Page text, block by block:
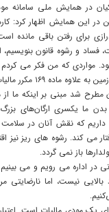
در همایش ملی سامانه
در این همایش اظهار کرد:
برای رفتن باقی مانده
فساد و رشوه قانون
مواردی که من فکر می
۱۶۹ مکرر مالیات ها بود.
مطرح شد مبنی بر اینکه ما
ما یکسری ارگان‌های
که نقش آنان در
می کند. رشوه های ریز نیز
باز نمی گردد.
در اداره می رویم و می
نیست، اما نارضایتی